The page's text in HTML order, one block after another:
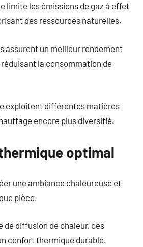
limite les émissions de gaz à effet
des ressources naturelles.
assurent un meilleur rendement
la consommation de
exploitent différentes matières
encore plus diversifié.
optimal
une ambiance chaleureuse et
pièce.
de diffusion de chaleur, ces
confort thermique durable.